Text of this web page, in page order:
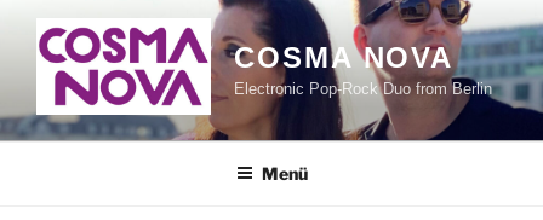
Inhalt
springen
COSMA NOVA
Electronic Pop-Rock Duo from Berlin
Menü